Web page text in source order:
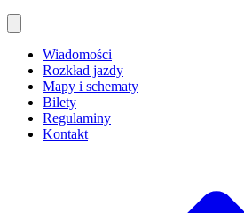
Wiadomości
Rozkład jazdy
Mapy i schematy
Bilety
Regulaminy
Kontakt